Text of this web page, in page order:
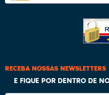
RECEBA NOSSAS NEWSLETTERS
E FIQUE POR DENTRO DE